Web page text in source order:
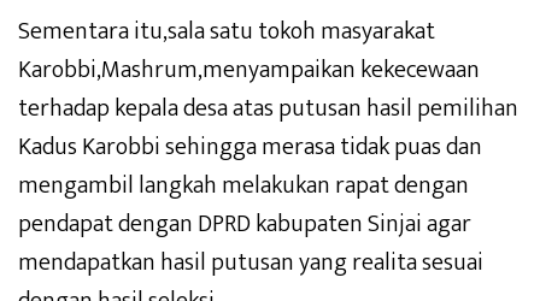
Sementara itu,sala satu tokoh masyarakat
Karobbi,Mashrum,menyampaikan kekecewaan
terhadap kepala desa atas putusan hasil pemilihan
Kadus Karobbi sehingga merasa tidak puas dan
mengambil langkah melakukan rapat dengan
pendapat dengan DPRD kabupaten Sinjai agar
mendapatkan hasil putusan yang realita sesuai